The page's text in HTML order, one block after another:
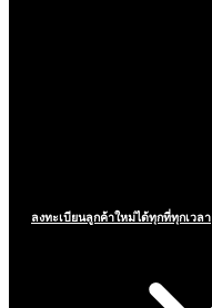
ลงทะเบียนลูกค้าใหม่ได้ทุกที่ทุกเวลา